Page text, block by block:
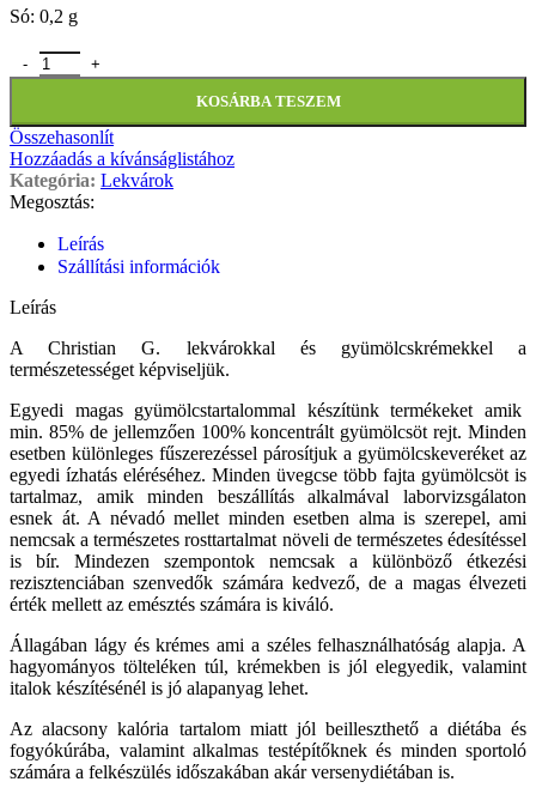
Só: 0,2 g
KOSÁRBA TESZEM
Összehasonlít
Hozzáadás a kívánságlistához
Kategória: Lekvárok
Megosztás:
Leírás
Szállítási információk
Leírás
A Christian G. lekvárokkal és gyümölcskrémekkel a
természetességet képviseljük.
Egyedi magas gyümölcstartalommal készítünk termékeket amik
min. 85% de jellemzően 100% koncentrált gyümölcsöt rejt. Minden
esetben különleges fűszerezéssel párosítjuk a gyümölcskeveréket az
egyedi ízhatás eléréséhez. Minden üvegcse több fajta gyümölcsöt is
tartalmaz, amik minden beszállítás alkalmával laborvizsgálaton
esnek át. A névadó mellet minden esetben alma is szerepel, ami
nemcsak a természetes rosttartalmat növeli de természetes édesítéssel
is bír. Mindezen szempontok nemcsak a különböző étkezési
rezisztenciában szenvedők számára kedvező, de a magas élvezeti
érték mellett az emésztés számára is kiváló.
Állagában lágy és krémes ami a széles felhasználhatóság alapja. A
hagyományos tölteléken túl, krémekben is jól elegyedik, valamint
italok készítésénél is jó alapanyag lehet.
Az alacsony kalória tartalom miatt jól beilleszthető a diétába és
fogyókúrába, valamint alkalmas testépítőknek és minden sportoló
számára a felkészülés időszakában akár versenydiétában is.